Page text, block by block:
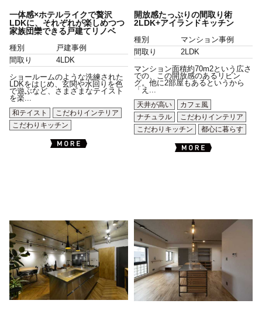
一体感×ホテルライクで贅沢
LDKに、それぞれが楽しめつつ
家族団欒できる戸建てリノベ
種別
戸建事例
間取り
4LDK
ショールームのような洗練された
LDKをはじめ、玄関や水回りを色
で遊ぶなど、さまざまなテイスト
を楽...
和テイスト
こだわりインテリア
こだわりキッチン
開放感たっぷりの間取り術
2LDK+アイランドキッチン
種別
マンション事例
間取り
2LDK
マンション面積約70m2という広さ
での、この開放感のあるリビン
グ。他に2部屋もあるというから
「え...
天井が高い
カフェ風
ナチュラル
こだわりインテリア
こだわりキッチン
都心に暮らす